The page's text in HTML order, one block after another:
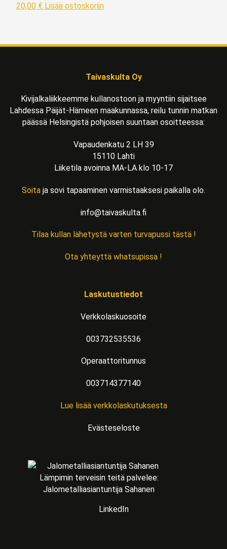
20,00 € Lisää ostoskoriin
Taivaskulta Oy
Kivijalkaliikkeemme kullanostoon ja myyntiin sijaitsee
Lahdessa Päijät-Hämeen maakunnassa, reilu tunnin matkan
päässä Helsingistä pohjoisen suuntaan osoitteessa:
Vapaudenkatu 2 LH 39
15110 Lahti
Liiketila avoinna MA-LA klo 10-17
Soita ja sovi tapaaminen varmistaaksesi paikalla olo.
info@taivaskulta.fi
Tilaa kullan lähetystä varten turvapussi tästä !
Ota yhteyttä whatsupissa !
Laskutustiedot
Verkkolaskuosoite
003732535536
Operaattoritunnus
003714377140
Lue lisää verkkolaskutuksesta
Evästeseloste
Lämpimin terveisin teitä palvelee:
Jalometalliasiantuntija Sahanen
LinkedIn